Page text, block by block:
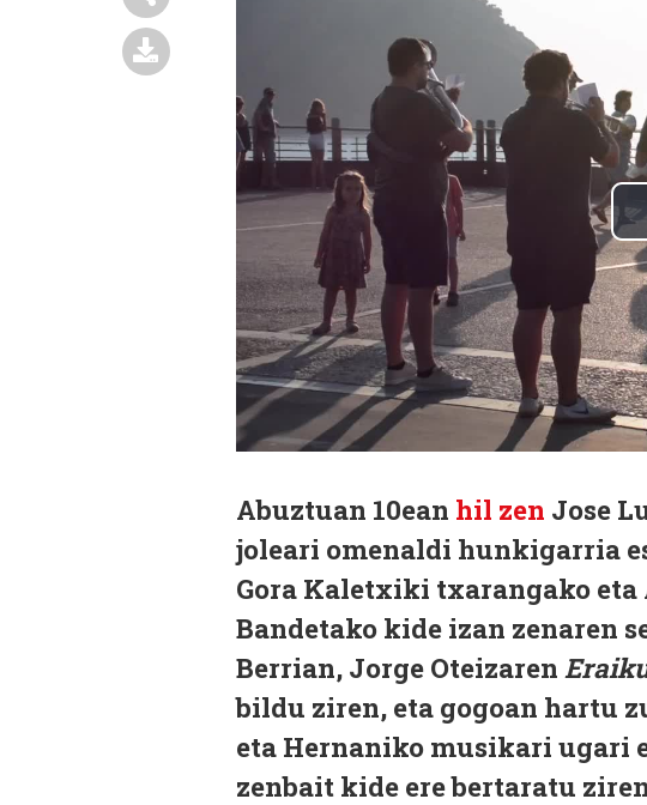
Abuztuan 10ean hil zen Jose
joleari omenaldi hunkigarria
Gora Kaletxiki txarangako
Bandetako kide izan zenaren
Berrian, Jorge Oteizaren
bildu ziren, eta gogoan hartu
eta Hernaniko musikari ugari
zenbait kide ere bertaratu